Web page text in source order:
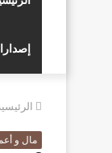
مال و